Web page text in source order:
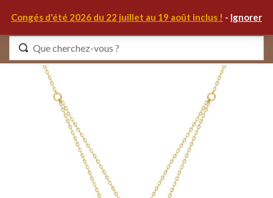
Congés d'été 2026 du 22 juillet au 19 août inclus ! - Ignorer
Identifiez-vous
Se souvenir de moi Mot de passe oublié ?
S'IDENTIFIER